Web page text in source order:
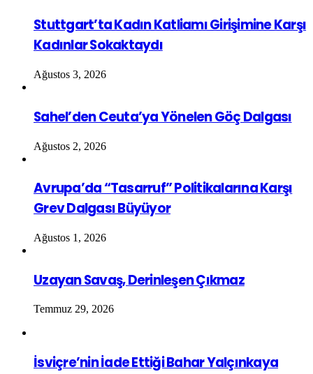
Stuttgart’ta Kadın Katliamı Girişimine Karşı
Kadınlar Sokaktaydı
Ağustos 3, 2026
Sahel’den Ceuta’ya Yönelen Göç Dalgası
Ağustos 2, 2026
Avrupa’da “Tasarruf” Politikalarına Karşı
Grev Dalgası Büyüyor
Ağustos 1, 2026
Uzayan Savaş, Derinleşen Çıkmaz
Temmuz 29, 2026
İsviçre’nin İade Ettiği Bahar Yalçınkaya